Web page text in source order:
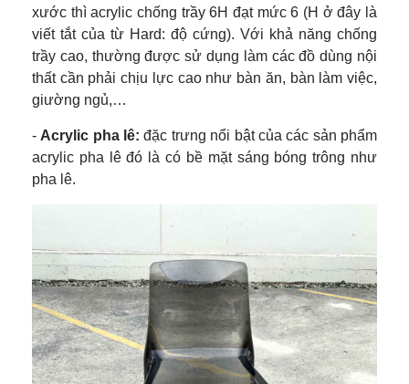
xước thì acrylic chống trầy 6H đạt mức 6 (H ở đây là
viết tắt của từ Hard: độ cứng). Với khả năng chống
trầy cao, thường được sử dụng làm các đồ dùng nội
thất cần phải chịu lực cao như bàn ăn, bàn làm việc,
giường ngủ,…
- Acrylic pha lê: đặc trưng nổi bật của các sản phẩm
acrylic pha lê đó là có bề mặt sáng bóng trông như
pha lê.